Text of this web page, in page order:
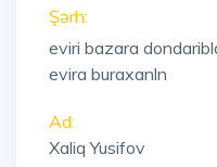
Şərh:
eviri bazara
evira buraxanln
Ad:
Xaliq Yusifov